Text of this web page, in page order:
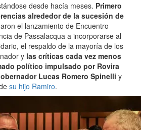
desde hacía meses. Primero
alrededor de la sucesión de
el lanzamiento de Encuentro
de Passalacqua a incorporarse al
el respaldo de la mayoría de los
y las críticas cada vez menos
político impulsado por Rovira
Lucas Romero Spinelli y
su hijo Ramiro.